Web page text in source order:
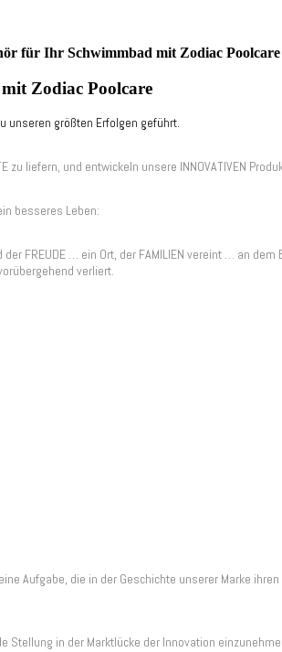
für Ihr Schwimmbad mit Zodiac Poolcare
Zodiac Poolcare
unseren größten Erfolgen geführt.
zu liefern, und entwickeln unsere INNOVATIVEN
besseres Leben:
FREUDE … ein Ort, der FAMILIEN vereint … an dem
verliert.
Aufgabe, die in der Geschichte unserer Marke ihren
in der Marktlücke der Innovation